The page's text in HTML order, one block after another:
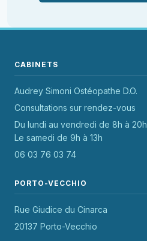
CABINETS
Audrey Simoni Ostéopathe D.O.
Consultations sur rendez-vous
Du lundi au vendredi de 8h à 20h
Le samedi de 9h à 13h
06 03 76 03 74
PORTO-VECCHIO
Rue Giudice du Cinarca
20137 Porto-Vecchio